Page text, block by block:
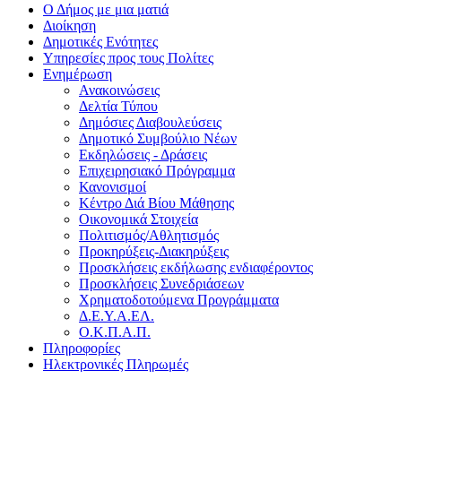
Ο Δήμος με μια ματιά
Διοίκηση
Δημοτικές Ενότητες
Υπηρεσίες προς τους Πολίτες
Ενημέρωση
Ανακοινώσεις
Δελτία Τύπου
Δημόσιες Διαβουλεύσεις
Δημοτικό Συμβούλιο Νέων
Εκδηλώσεις - Δράσεις
Επιχειρησιακό Πρόγραμμα
Κανονισμοί
Κέντρο Διά Βίου Μάθησης
Οικονομικά Στοιχεία
Πολιτισμός/Αθλητισμός
Προκηρύξεις-Διακηρύξεις
Προσκλήσεις εκδήλωσης ενδιαφέροντος
Προσκλήσεις Συνεδριάσεων
Χρηματοδοτούμενα Προγράμματα
Δ.Ε.Υ.Α.ΕΛ.
Ο.Κ.Π.Α.Π.
Πληροφορίες
Ηλεκτρονικές Πληρωμές